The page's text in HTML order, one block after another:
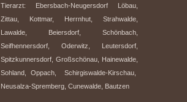
Tierarzt: Ebersbach-Neugersdorf Löbau,
Zittau, Kottmar, Herrnhut, Strahwalde,
Lawalde, Beiersdorf, Schönbach,
Seifhennersdorf, Oderwitz, Leutersdorf,
Spitzkunnersdorf, Großschönau, Hainewalde,
Sohland, Oppach, Schirgiswalde-Kirschau,
Neusalza-Spremberg, Cunewalde, Bautzen